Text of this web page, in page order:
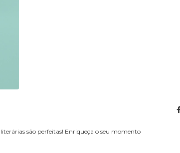
são perfeitas! Enriqueça o seu momento